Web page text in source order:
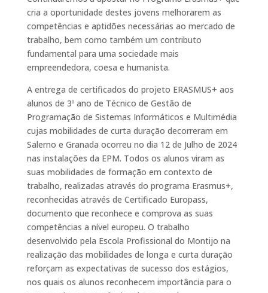
cria a oportunidade destes jovens melhorarem as
competências e aptidões necessárias ao mercado de
trabalho, bem como também um contributo
fundamental para uma sociedade mais
empreendedora, coesa e humanista.
A entrega de certificados do projeto ERASMUS+ aos
alunos de 3º ano de Técnico de Gestão de
Programação de Sistemas Informáticos e Multimédia
cujas mobilidades de curta duração decorreram em
Salerno e Granada ocorreu no dia 12 de Julho de 2024
nas instalações da EPM. Todos os alunos viram as
suas mobilidades de formação em contexto de
trabalho, realizadas através do programa Erasmus+,
reconhecidas através de Certificado Europass,
documento que reconhece e comprova as suas
competências a nível europeu. O trabalho
desenvolvido pela Escola Profissional do Montijo na
realização das mobilidades de longa e curta duração
reforçam as expectativas de sucesso dos estágios,
nos quais os alunos reconhecem importância para o